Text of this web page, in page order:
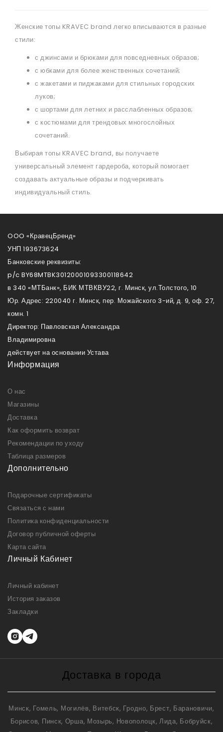
Женские топы KRAVEC brand легко вписываются в разные
стили:
с джинсами и брюками для повседневных образов;
с юбками для более женственных сочетаний;
с жакетами и пиджаками для стильных городских
луков;
с шортами для летних и расслабленных образов;
с костюмами для трендовых многослойных
сочетаний.
Выбирая топы KRAVEC brand, вы получаете
универсальный элемент гардероба, который помогает
создавать актуальные образы и подчеркивать
индивидуальный стиль.
OOO «КравецБренд»
УНП 193673624
Банковские реквизиты:
p/c BY68MTBK30120001093300118642
в 340 «МТБанк», БИК МТВКВУ22, г. Минск, ул.Толстого, 10
Юр. Адрес: 220040 г. Минск, пер. Можайского 3-ий, д. 9, оф. 27,
комн. 1
Директор: Павловская Александра
Владимировна
действует на основании Устава
Информация
О нас
Магазины
Доставка
Как оформить возврат
Рекомендации по уходу
Таблица размеров
Дополнительно
Подарочные сертификаты
Связаться с нами
Политика конфиденциальности
Договор публичной оферты
Карта сайта
Личный Кабинет
Личный кабинет
История заказов
Закладки
Доставка в города
Минск, Гомель, Могилёв, Витебск, Гродно, Брест, Барановичи,
Борисов, Пинск, Орша, Мозырь, Новополоцк, Лида, Бобруйск,